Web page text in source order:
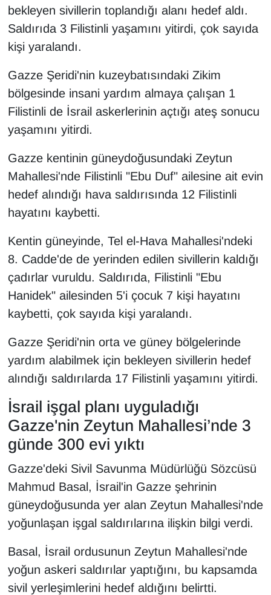
bekleyen sivillerin toplandığı alanı hedef aldı.
Saldırıda 3 Filistinli yaşamını yitirdi, çok sayıda
kişi yaralandı.
Gazze Şeridi'nin kuzeybatısındaki Zikim
bölgesinde insani yardım almaya çalışan 1
Filistinli de İsrail askerlerinin açtığı ateş sonucu
yaşamını yitirdi.
Gazze kentinin güneydoğusundaki Zeytun
Mahallesi'nde Filistinli "Ebu Duf" ailesine ait evin
hedef alındığı hava saldırısında 12 Filistinli
hayatını kaybetti.
Kentin güneyinde, Tel el-Hava Mahallesi'ndeki
8. Cadde'de de yerinden edilen sivillerin kaldığı
çadırlar vuruldu. Saldırıda, Filistinli "Ebu
Hanidek" ailesinden 5'i çocuk 7 kişi hayatını
kaybetti, çok sayıda kişi yaralandı.
Gazze Şeridi'nin orta ve güney bölgelerinde
yardım alabilmek için bekleyen sivillerin hedef
alındığı saldırılarda 17 Filistinli yaşamını yitirdi.
İsrail işgal planı uyguladığı
Gazze'nin Zeytun Mahallesi’nde 3
günde 300 evi yıktı
Gazze'deki Sivil Savunma Müdürlüğü Sözcüsü
Mahmud Basal, İsrail'in Gazze şehrinin
güneydoğusunda yer alan Zeytun Mahallesi'nde
yoğunlaşan işgal saldırılarına ilişkin bilgi verdi.
Basal, İsrail ordusunun Zeytun Mahallesi'nde
yoğun askeri saldırılar yaptığını, bu kapsamda
sivil yerleşimlerini hedef aldığını belirtti.